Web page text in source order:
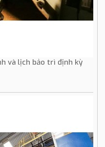
và lịch bảo trì định kỳ